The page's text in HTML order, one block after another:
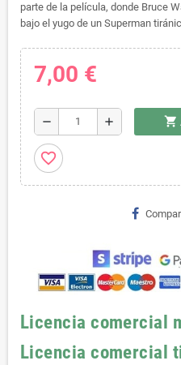
parte de la película, donde Bruce
bajo el yugo de un Superman
7,00 €
remove add shopping_cart
favorite_border
Licencia comercial
Licencia comercial